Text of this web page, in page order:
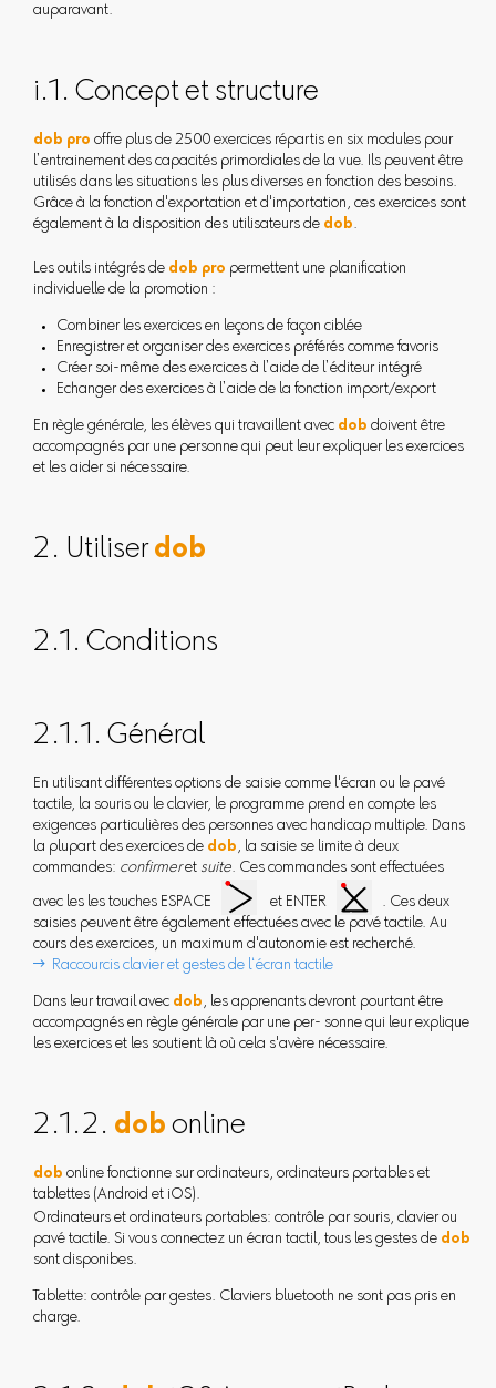
auparavant.
i.1. Concept et structure
dob pro offre plus de 2500 exercices répartis en six modules pour
l’entrainement des capacités primordiales de la vue. Ils peuvent être
utilisés dans les situations les plus diverses en fonction des besoins.
Grâce à la fonction d'exportation et d'importation, ces exercices sont
également à la disposition des utilisateurs de dob.
Les outils intégrés de dob pro permettent une planification
individuelle de la promotion :
Combiner les exercices en leçons de façon ciblée
Enregistrer et organiser des exercices préférés comme favoris
Créer soi-même des exercices à l’aide de l’éditeur intégré
Echanger des exercices à l’aide de la fonction import/export
En règle générale, les élèves qui travaillent avec dob doivent être
accompagnés par une personne qui peut leur expliquer les exercices
et les aider si nécessaire.
2. Utiliserdob
2.1. Conditions
2.1.1. Général
En utilisant différentes options de saisie comme l'écran ou le pavé
tactile, la souris ou le clavier, le programme prend en compte les
exigences particulières des personnes avec handicap multiple. Dans
la plupart des exercices de dob, la saisie se limite à deux
commandes: confirmeret suite. Ces commandes sont effectuées
avec les les touches ESPACE et ENTER
. Ces deux
saisies peuvent être également effectuées avec le pavé tactile. Au
cours des exercices, un maximum d'autonomie est recherché.
 Raccourcis clavier et gestes de l‘écran tactile
Dans leur travail avec dob, les apprenants devront pourtant être
accompagnés en règle générale par une per- sonne qui leur explique
les exercices et les soutient là où cela s'avère nécessaire.
2.1.2. dob online
dob online fonctionne sur ordinateurs, ordinateurs portables et
tablettes (Android et iOS).
Ordinateurs et ordinateurs portables: contrôle par souris, clavier ou
pavé tactile. Si vous connectez un écran tactil, tous les gestes de dob
sont disponibes.
Tablette: contrôle par gestes. Claviers bluetooth ne sont pas pris en
charge.